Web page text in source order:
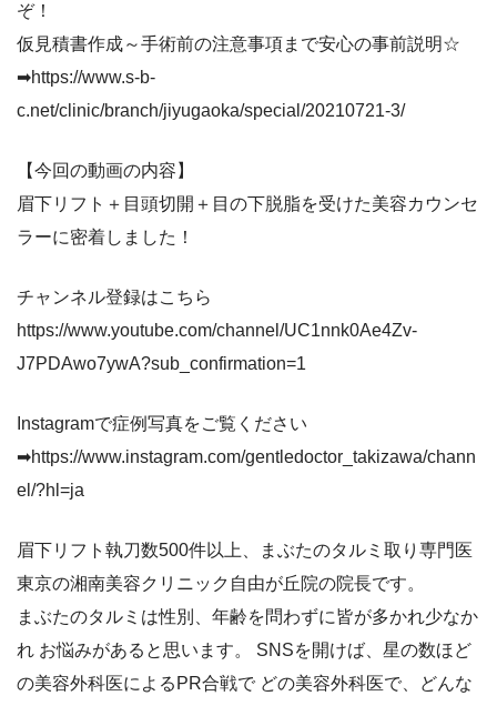
ぞ！
仮見積書作成～手術前の注意事項まで安心の事前説明☆
➡https://www.s-b-
c.net/clinic/branch/jiyugaoka/special/20210721-3/
【今回の動画の内容】
眉下リフト＋目頭切開＋目の下脱脂を受けた美容カウンセ
ラーに密着しました！
チャンネル登録はこちら
https://www.youtube.com/channel/UC1nnk0Ae4Zv-
J7PDAwo7ywA?sub_confirmation=1
Instagramで症例写真をご覧ください
➡https://www.instagram.com/gentledoctor_takizawa/chann
el/?hl=ja
眉下リフト執刀数500件以上、まぶたのタルミ取り専門医
東京の湘南美容クリニック自由が丘院の院長です。
まぶたのタルミは性別、年齢を問わずに皆が多かれ少なか
れ お悩みがあると思います。 SNSを開けば、星の数ほど
の美容外科医によるPR合戦で どの美容外科医で、どんな